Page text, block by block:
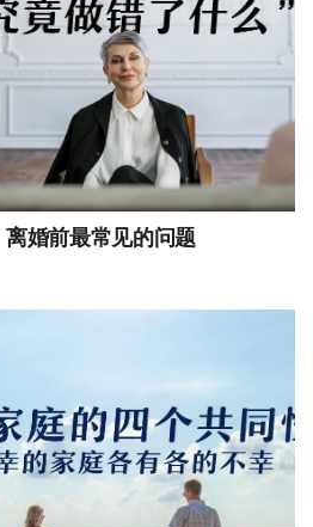
婚前最常见的问题